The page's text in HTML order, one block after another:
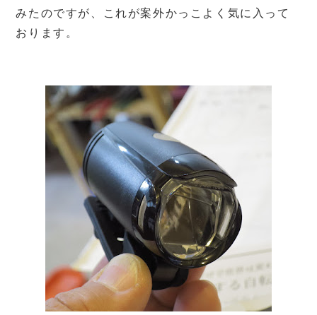
みたのですが、これが案外かっこよく気に入って
おります。